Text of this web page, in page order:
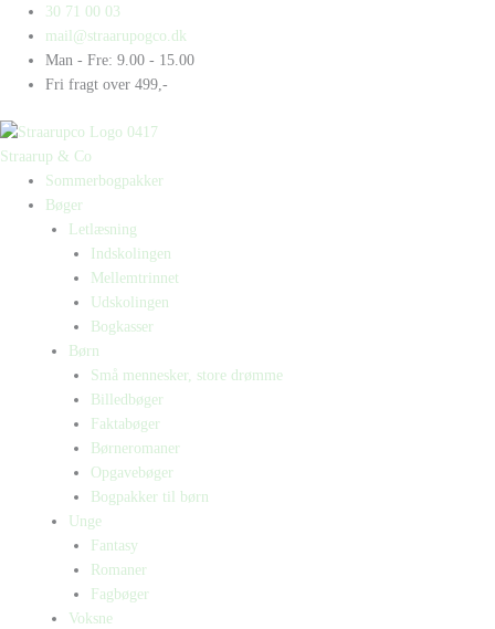
indholdet
30 71 00 03
mail@straarupogco.dk
Man - Fre: 9.00 - 15.00
Fri fragt over 499,-
Straarup & Co
Sommerbogpakker
Bøger
Letlæsning
Indskolingen
Mellemtrinnet
Udskolingen
Bogkasser
Børn
Små mennesker, store drømme
Billedbøger
Faktabøger
Børneromaner
Opgavebøger
Bogpakker til børn
Unge
Fantasy
Romaner
Fagbøger
Voksne
Products
search
Products
search
Padel